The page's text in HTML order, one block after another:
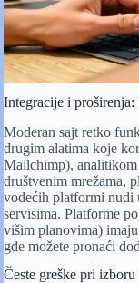
Integracije i proširenja:
Moderan sajt retko
drugim alatima koje
Mailchimp),
društvenim mrežama,
vodećih platformi nudi
servisima. Platforme
višim planovima)
gde možete pronaći
Česte greške pri